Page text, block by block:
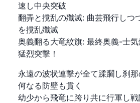
速し中央突破
翻弄と撹乱の殲滅: 曲芸飛行しつ
を撹乱殲滅
奥義翻る大竜紋旗: 最終奥義-士
猛烈突撃！
永遠の波状連撃が全て蹂躙し刹
何なる防壁も貫く
幼少から飛竜に跨り共に行軍し